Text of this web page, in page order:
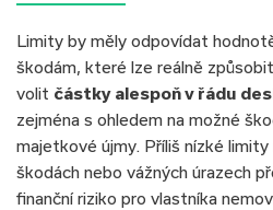
Limity by měly odpovídat
škodám, které lze reálně
volit částky alespoň v řádu
zejména s ohledem na možné
majetkové újmy. Příliš nízké
škodách nebo vážných úrazech
finanční riziko pro vlastníka